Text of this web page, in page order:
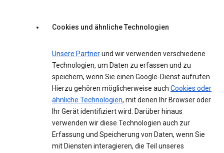
Cookies und ähnliche Technologien
Unsere Partnerund wir verwenden verschiedene
Technologien, um Daten zu erfassen und zu
speichern, wenn Sie einen Google-Dienst aufrufen.
Hierzu gehören möglicherweise auch Cookies oder
ähnliche Technologien, mit denen Ihr Browser oder
Ihr Gerät identifiziert wird. Darüber hinaus
verwenden wir diese Technologien auch zur
Erfassung und Speicherung von Daten, wenn Sie
mit Diensten interagieren, die Teil unseres